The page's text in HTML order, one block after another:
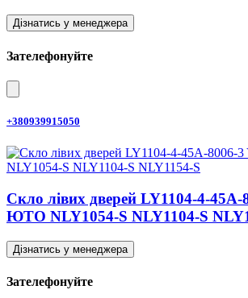
Дізнатись у менеджера
Зателефонуйте
+380939915050
Скло лівих дверей LY1104-4-45A-
ЮТО NLY1054-S NLY1104-S
Дізнатись у менеджера
Зателефонуйте